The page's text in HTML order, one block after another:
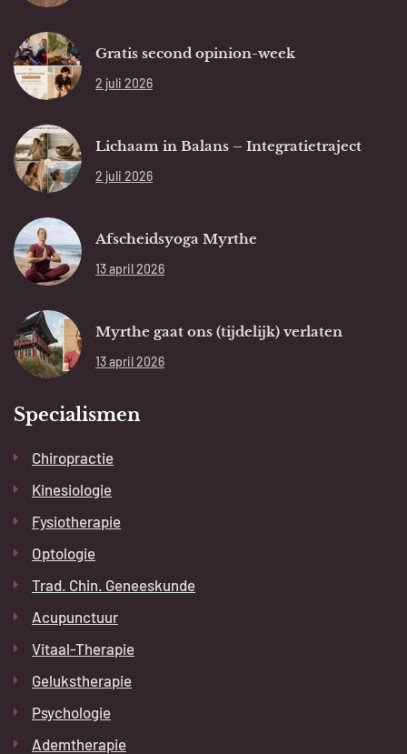
Gratis second opinion-week
2 juli 2026
Lichaam in Balans – Integratietraject
2 juli 2026
Afscheidsyoga Myrthe
13 april 2026
Myrthe gaat ons (tijdelijk) verlaten
13 april 2026
Specialismen
Chiropractie
Kinesiologie
Fysiotherapie
Optologie
Trad. Chin. Geneeskunde
Acupunctuur
Vitaal-Therapie
Gelukstherapie
Psychologie
Ademtherapie